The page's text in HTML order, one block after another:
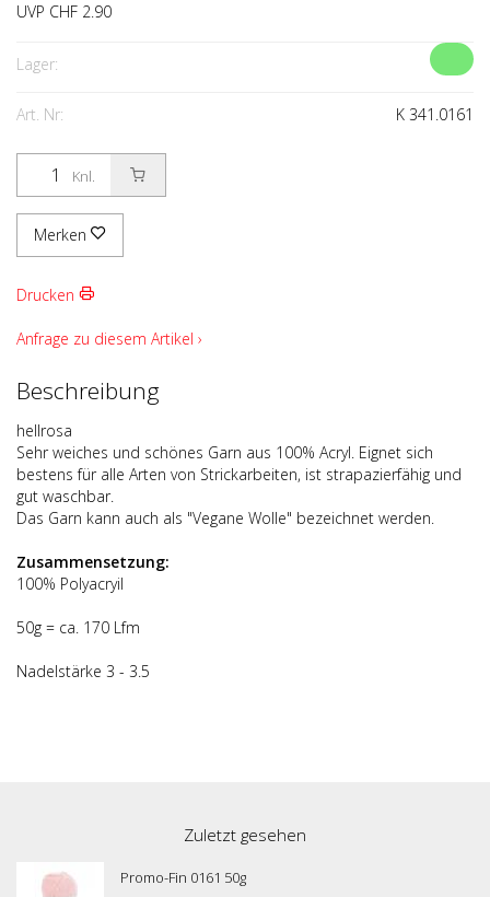
UVP CHF 2.90
Lager:
Art. Nr: K 341.0161
Knl.
Merken
Drucken
Anfrage zu diesem Artikel ›
Beschreibung
hellrosa
Sehr weiches und schönes Garn aus 100% Acryl. Eignet sich
bestens für alle Arten von Strickarbeiten, ist strapazierfähig und
gut waschbar.
Das Garn kann auch als "Vegane Wolle" bezeichnet werden.
Zusammensetzung:
100% Polyacryil
50g = ca. 170 Lfm
Nadelstärke 3 - 3.5
Zuletzt gesehen
Promo-Fin 0161 50g